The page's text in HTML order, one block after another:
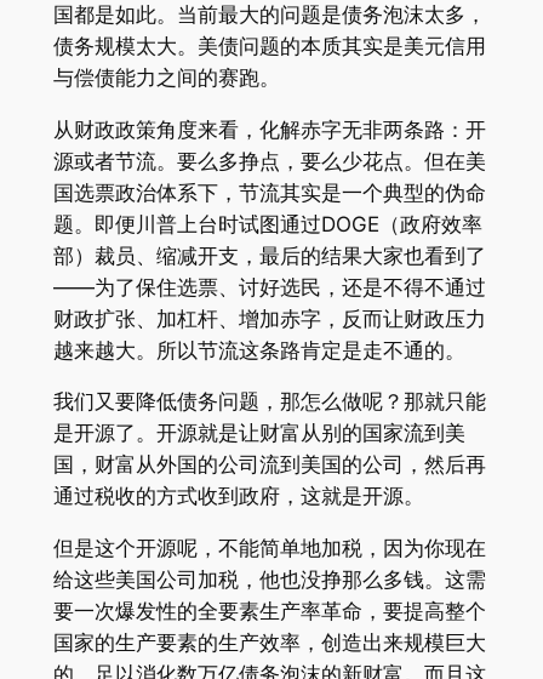
国都是如此。当前最大的问题是债务泡沫太多，
债务规模太大。美债问题的本质其实是美元信用
与偿债能力之间的赛跑。
从财政政策角度来看，化解赤字无非两条路：开
源或者节流。要么多挣点，要么少花点。但在美
国选票政治体系下，节流其实是一个典型的伪命
题。即便川普上台时试图通过DOGE（政府效率
部）裁员、缩减开支，最后的结果大家也看到了
——为了保住选票、讨好选民，还是不得不通过
财政扩张、加杠杆、增加赤字，反而让财政压力
越来越大。所以节流这条路肯定是走不通的。
我们又要降低债务问题，那怎么做呢？那就只能
是开源了。开源就是让财富从别的国家流到美
国，财富从外国的公司流到美国的公司，然后再
通过税收的方式收到政府，这就是开源。
但是这个开源呢，不能简单地加税，因为你现在
给这些美国公司加税，他也没挣那么多钱。这需
要一次爆发性的全要素生产率革命，要提高整个
国家的生产要素的生产效率，创造出来规模巨大